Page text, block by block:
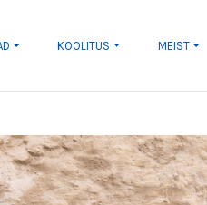
KOOLITUS MEIST